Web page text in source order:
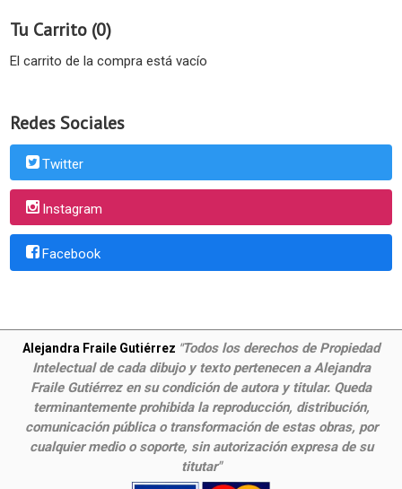
Tu Carrito (0)
El carrito de la compra está vacío
Redes Sociales
Twitter
Instagram
Facebook
Alejandra Fraile Gutiérrez "Todos los derechos de Propiedad
Intelectual de cada dibujo y texto pertenecen a Alejandra
Fraile Gutiérrez en su condición de autora y titular. Queda
terminantemente prohibida la reproducción, distribución,
comunicación pública o transformación de estas obras, por
cualquier medio o soporte, sin autorización expresa de su
titutar"